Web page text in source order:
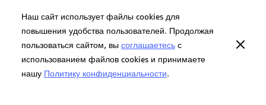
© 2026. Все права защищены
Политика
Согласие на обработку персональных
данных
Наш сайт использует файлы cookies для
повышения удобства пользователей. Продолжая
пользоваться сайтом, вы соглашаетесьс
использованием файлов cookies и принимаете
нашу Политику конфиденциальности.